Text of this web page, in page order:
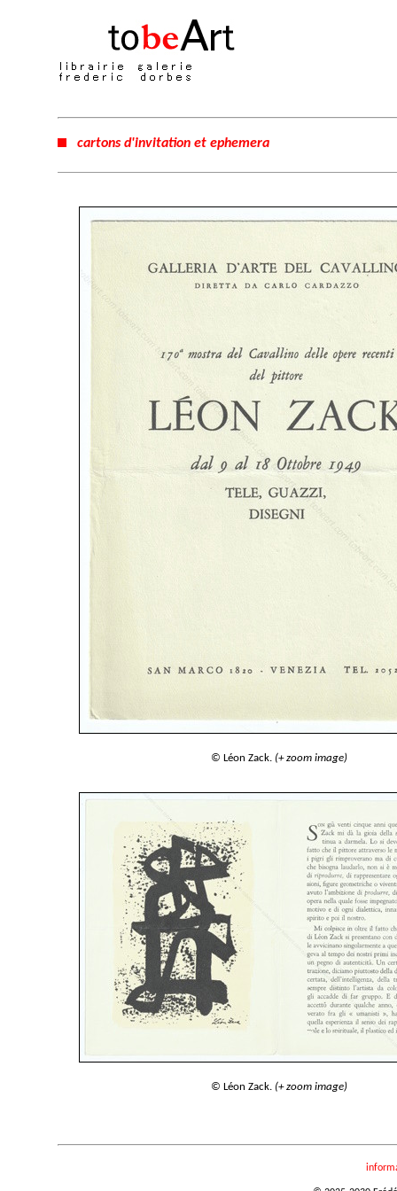
cartons d'invitation et ephemera
© Léon Zack. (+ zoom image)
© Léon Zack. (+ zoom image)